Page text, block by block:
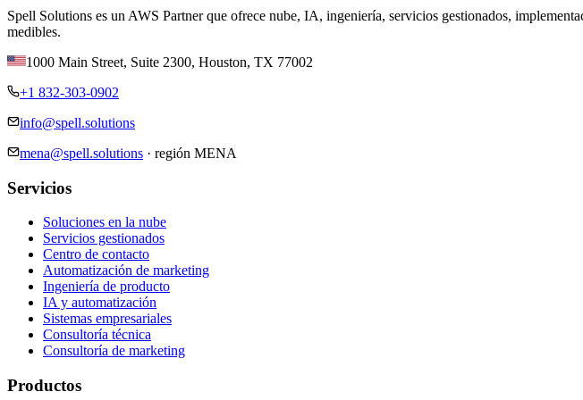
Spell Solutions es un AWS Partner que ofrece nube, IA, ingeniería, servicios gestionados,
medibles.
1000 Main Street, Suite 2300, Houston, TX 77002
+1 832-303-0902
info@spell.solutions
mena@spell.solutions · región MENA
Servicios
Soluciones en la nube
Servicios gestionados
Centro de contacto
Automatización de marketing
Ingeniería de producto
IA y automatización
Sistemas empresariales
Consultoría técnica
Consultoría de marketing
Productos